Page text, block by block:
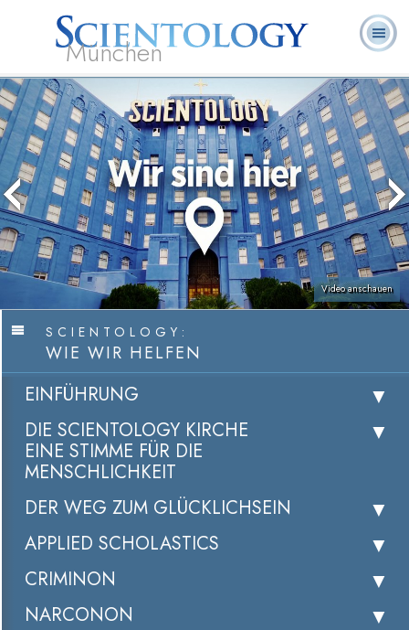
München
L. Ron
Hubbard
Scientology?
Ehrenamtliche
Geistliche
Häufig gestellte
Fragen
Bücher
Video anschauen
SCIENTOLOGY:
WIE WIR HELFEN
EINFÜHRUNG
DIE SCIENTOLOGY KIRCHE
EINE STIMME FÜR DIE
MENSCHLICHKEIT
DER WEG ZUM GLÜCKLICHSEIN
APPLIED SCHOLASTICS
CRIMINON
NARCONON